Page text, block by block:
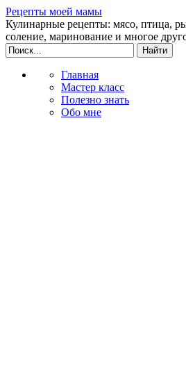
Рецепты моей мамы
Кулинарные рецепты: мясо, птица,
соление, маринование и многое
Главная
Мастер класс
Полезно знать
Обо мне